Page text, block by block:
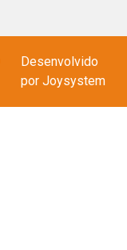
Desenvolvido
por Joysystem